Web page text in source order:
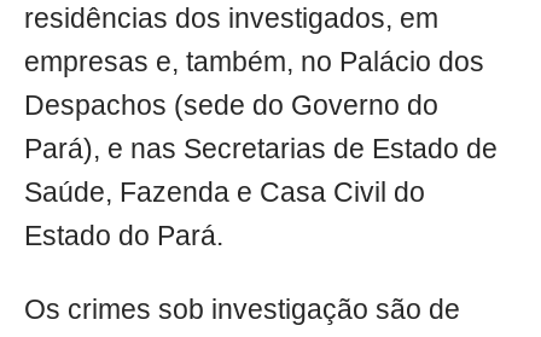
residências dos investigados, em
empresas e, também, no Palácio dos
Despachos (sede do Governo do
Pará), e nas Secretarias de Estado de
Saúde, Fazenda e Casa Civil do
Estado do Pará.
Os crimes sob investigação são de